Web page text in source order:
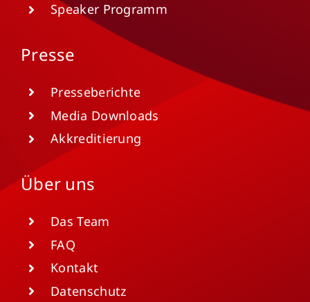
Speaker Programm
Presse
Presseberichte
Media Downloads
Akkreditierung
Über uns
Das Team
FAQ
Kontakt
Datenschutz